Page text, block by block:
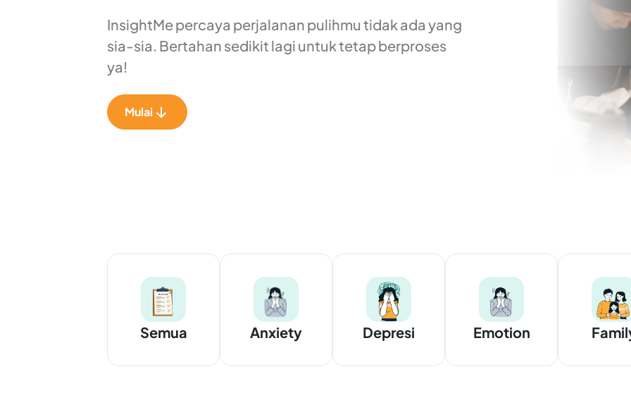
InsightMe percaya perjalanan pulihmu tidak ada yang
sia-sia. Bertahan sedikit lagi untuk tetap berproses
ya!
Mulai
Semua Anxiety Depresi Emotion